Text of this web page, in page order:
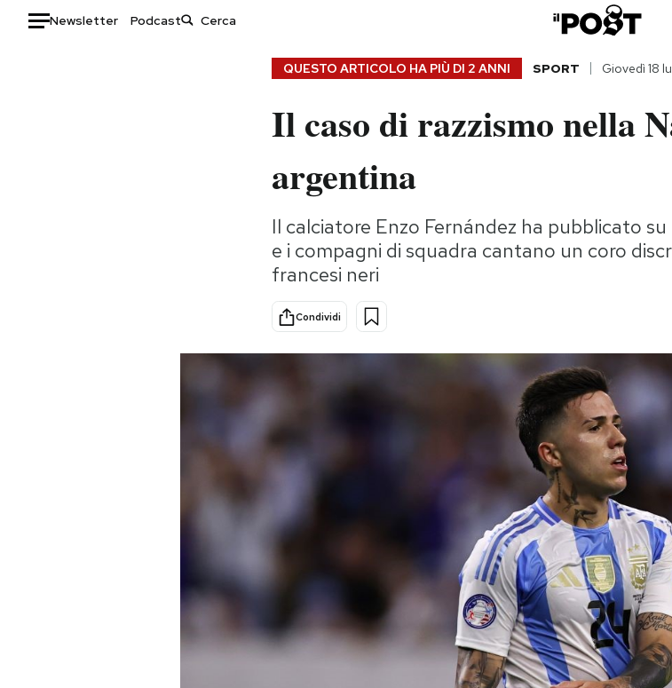
Newsletter Podcast
Ok Boomer!
Altrecose
Mondiali calcio 2026
QUESTO ARTICOLO HA PIÙ DI 2 ANNI SPORT Giovedì 18
Il caso di razzismo nella
argentina
Il calciatore Enzo Fernández ha pubblicato
e i compagni di squadra cantano un coro
francesi neri
Condividi